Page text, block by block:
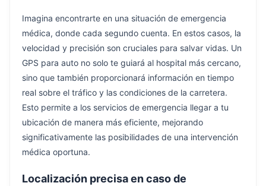
Imagina encontrarte en una situación de emergencia
médica, donde cada segundo cuenta. En estos casos, la
velocidad y precisión son cruciales para salvar vidas. Un
GPS para auto no solo te guiará al hospital más cercano,
sino que también proporcionará información en tiempo
real sobre el tráfico y las condiciones de la carretera.
Esto permite a los servicios de emergencia llegar a tu
ubicación de manera más eficiente, mejorando
significativamente las posibilidades de una intervención
médica oportuna.
Localización precisa en caso de